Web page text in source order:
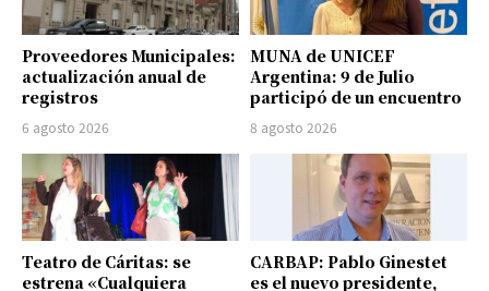
Proveedores Municipales:
actualización anual de
registros
6 agosto 2026
MUNA de UNICEF
Argentina: 9 de Julio
participó de un encuentro
8 agosto 2026
Teatro de Cáritas: se
estrena «Cualquiera
CARBAP: Pablo Ginestet
es el nuevo presidente,